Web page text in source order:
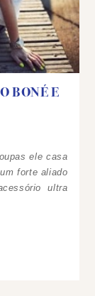
BONÉ E
ele casa
forte aliado
ultra